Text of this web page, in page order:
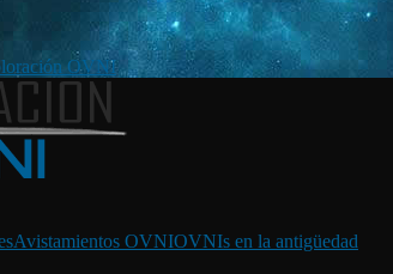
OVNI
Avistamientos OVNIOVNIs en la antigüedad